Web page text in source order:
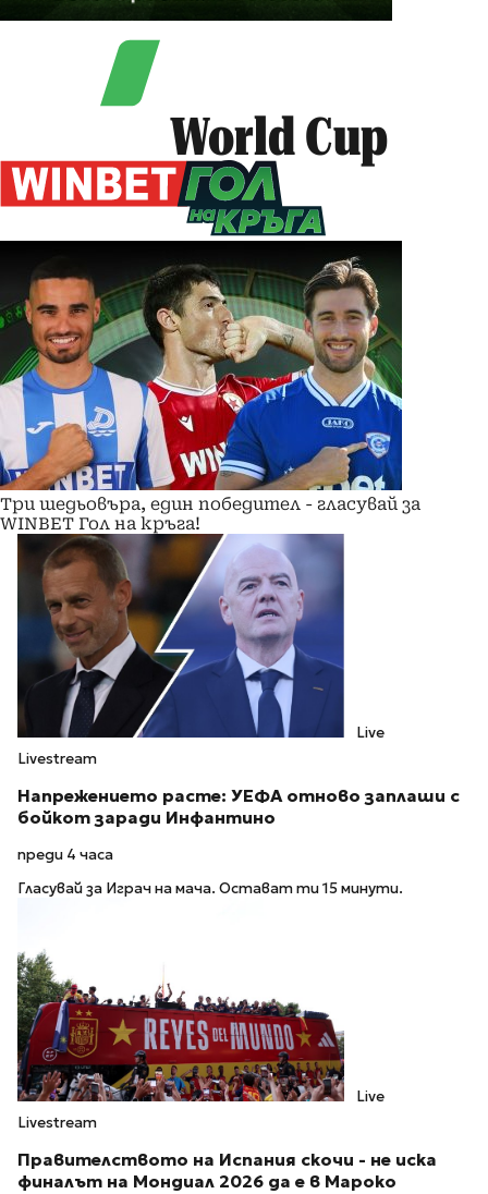
World Cup
Три шедьовъра, един победител - гласувай за
WINBET Гол на кръга!
Live
Livestream
Напрежението расте: УЕФА отново заплаши с
бойкот заради Инфантино
преди 4 часа
Гласувай за Играч на мача. Остават ти 15 минути.
Live
Livestream
Правителството на Испания скочи - не иска
финалът на Мондиал 2026 да е в Мароко